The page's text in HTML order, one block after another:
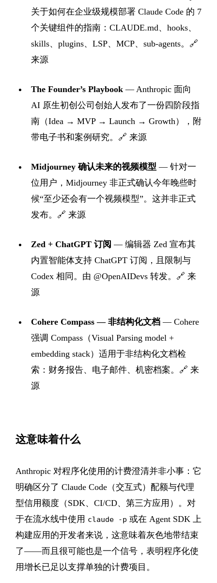
关于如何在企业级规模部署 Claude Code 的 7
个关键组件的指南：CLAUDE.md、hooks、
skills、plugins、LSP、MCP、sub-agents。 🔗
来源
The Founder’s Playbook — Anthropic 面向
AI 原生初创公司创始人发布了一份四阶段指
南（Idea → MVP → Launch → Growth），附
带电子书和案例研究。 🔗 来源
Midjourney 确认未来的视频模型 — 针对一
位用户，Midjourney 非正式确认今年晚些时
候“至少还会有一个视频模型”。这并非正式
发布。 🔗 来源
Zed + ChatGPT 订阅 — 编辑器 Zed 宣布其
内置智能体支持 ChatGPT 订阅，且限制与
Codex 相同。由 @OpenAIDevs 转发。 🔗 来
源
Cohere Compass — 非结构化文档 — Cohere
强调 Compass（Visual Parsing model +
embedding stack）适用于非结构化文档检
索：财务报告、电子邮件、机密档案。 🔗 来
源
这意味着什么
Anthropic 对程序化使用的计费澄清并非小事：它
明确区分了 Claude Code（交互式）配额与代理
型信用额度（SDK、CI/CD、第三方应用）。对
于在流水线中使用 claude -p 或在 Agent SDK 上
构建应用的开发者来说，这意味着灰色地带结束
了——而且很可能也是一个信号，表明程序化使
用增长已足以支撑单独的计费项目。